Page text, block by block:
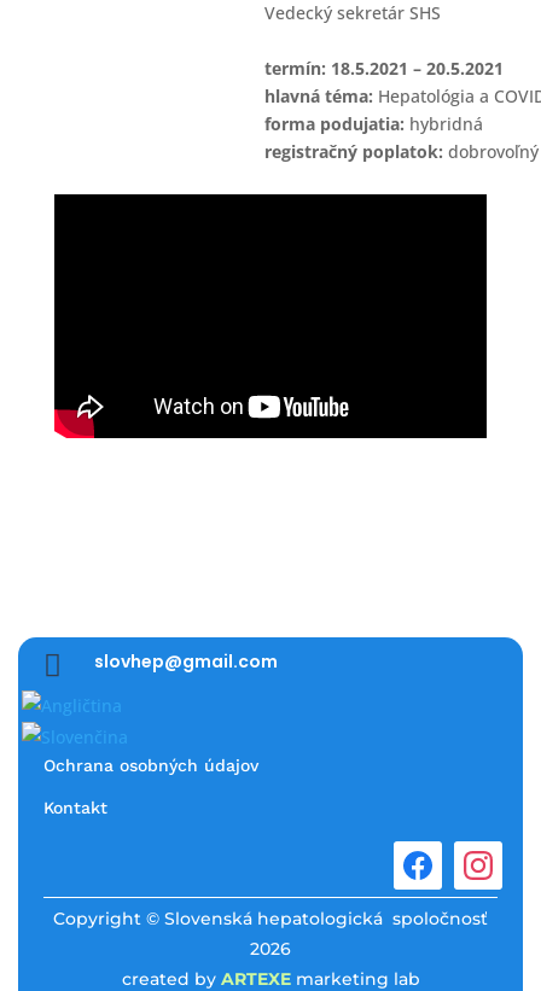
Vedecký sekretár SHS
termín: 18.5.2021 – 20.5.2021
hlavná téma: Hepatológia a
forma podujatia: hybridná
registračný poplatok: dobrovoľný
 slovhep@gmail.com
Ochrana osobných údajov
Kontakt
Copyright © Slovenská hepatologická spoločnosť
2026
created by ARTEXEmarketing lab